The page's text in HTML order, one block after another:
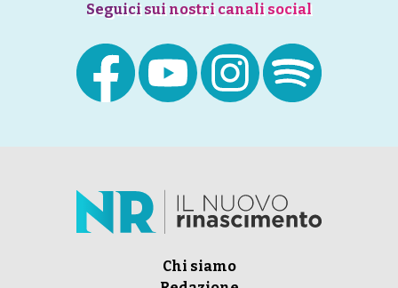
Seguici sui nostri canali social
Chi siamo